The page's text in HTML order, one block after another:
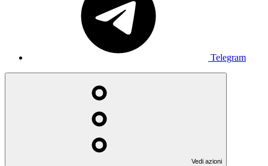
Telegram
Vedi azioni